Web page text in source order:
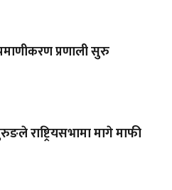
प्रणाली सुरु
राष्ट्रियसभामा मागे माफी